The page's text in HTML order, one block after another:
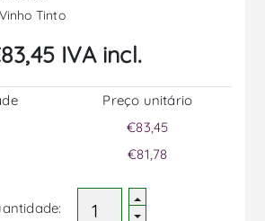
Vinho Tinto
IVA incl.
Preço unitário
€83,45
€81,78